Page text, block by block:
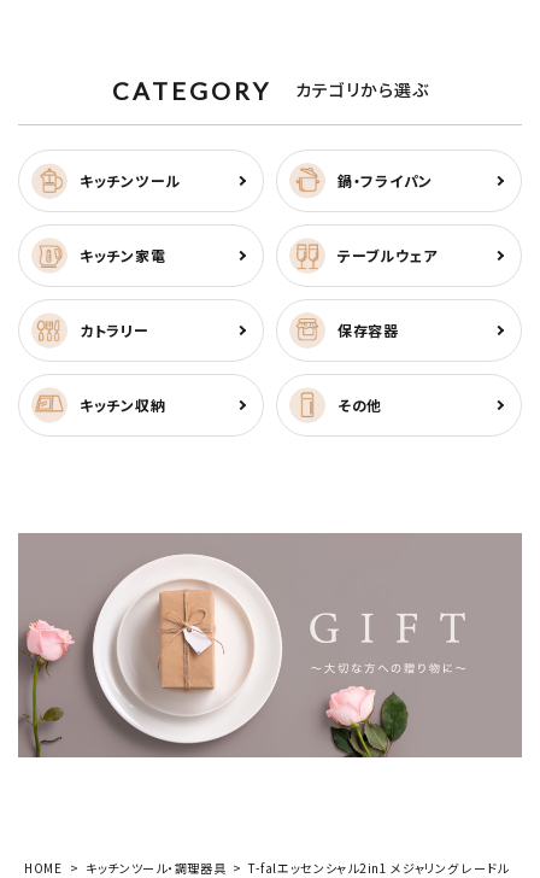
CATEGORY カテゴリから選ぶ
キッチンツール 鍋・フライパン
キッチン家電 テーブルウェア
カトラリー 保存容器
キッチン収納 その他
HOME キッチンツール・調理器具 T-falエッセンシャル2in1 メジャリング レードル